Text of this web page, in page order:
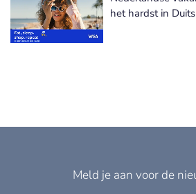
het hardst in
Meld je aan voor de